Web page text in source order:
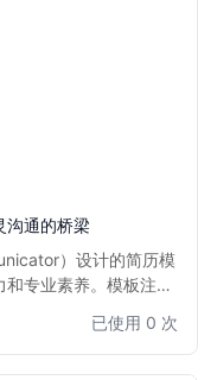
沟通的桥梁
）设计的简历模
专业素养。模板注重
焦，适合希望展示其独
已使用 0 次